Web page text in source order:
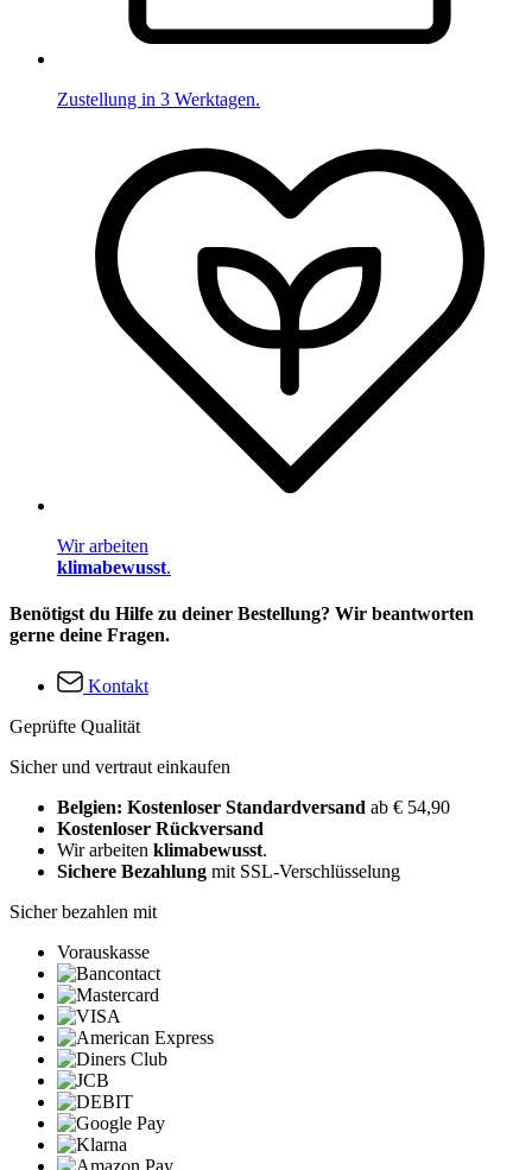
Zustellung in 3 Werktagen.
Wir arbeiten
klimabewusst.
Benötigst du Hilfe zu deiner Bestellung? Wir beantworten
gerne deine Fragen.
Kontakt
Geprüfte Qualität
Sicher und vertraut einkaufen
Belgien: Kostenloser Standardversand ab € 54,90
Kostenloser Rückversand
Wir arbeiten klimabewusst.
Sichere Bezahlung mit SSL-Verschlüsselung
Sicher bezahlen mit
Vorauskasse